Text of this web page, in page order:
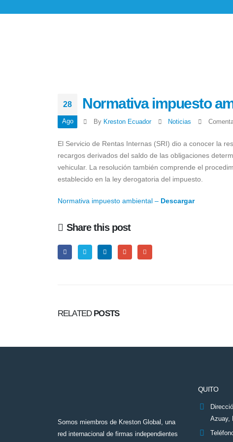
28
Ago
Normativa impuesto
By Kreston Ecuador Noticias
El Servicio de Rentas Internas (SRI) dio a conocer la
recargos derivados del saldo de las obligaciones
vehicular. La resolución también comprende el
establecido en la ley derogatoria del impuesto.
Normativa impuesto ambiental – Descargar
Share this post
RELATED POSTS
Somos miembros de Kreston Global, una
red internacional de firmas independientes
QUITO
Azuay,